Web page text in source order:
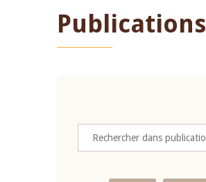
Publications